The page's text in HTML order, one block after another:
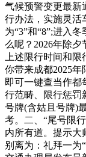
气候预警变更最新
行办法，实施灵活
为“3”和“8”;进入
么呢？2026年除
上述限行时间和
你带来成都2025年
即可一键查当作都
行范畴、限行惩罚
号牌(含姑且号牌)
考。二、“尾号限
内所有道。提示大
别离为：礼拜一为